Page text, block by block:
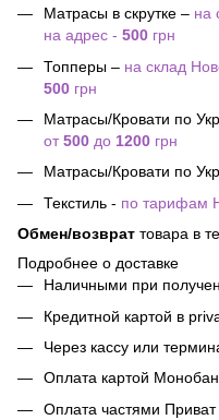
Матрасы в скрутке – на
на адрес - 500 грн
Топперы – на склад
500 грн
Матрасы/Кровати по
от500 до 1200 грн
Матрасы/Кровати по
Текстиль - по тарифам
Обмен/возврат товара в
Подробнее о доставке
Наличными при
Кредитной картой в
Через кассу или
Оплата картой
Оплата частями